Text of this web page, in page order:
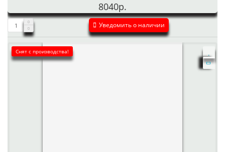
8040р.
Уведомить о наличии
Снят с производства!